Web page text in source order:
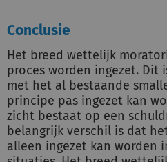
Conclusie
Het breed wettelijk
proces worden ingezet. Dit
met het al bestaande
principe pas ingezet kan
zicht bestaat op een
belangrijk verschil is dat
alleen ingezet kan worden